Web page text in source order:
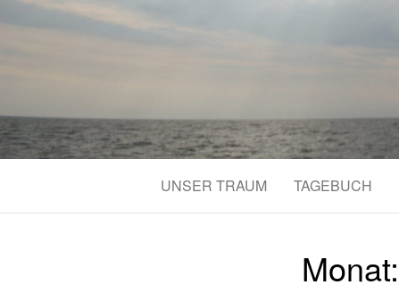
UNSER TRAUM TAGEBUCH
Monat: